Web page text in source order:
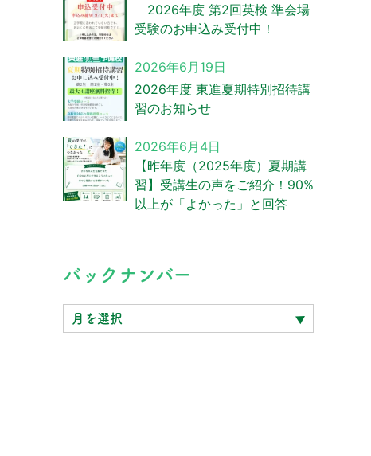
2026年度 第2回英検 準会場
受験のお申込み受付中！
2026年度 東進夏期特別招待講
習のお知らせ
2026年6月19日
【昨年度（2025年度）夏期講
習】受講生の声をご紹介！90%
以上が「よかった」と回答
2026年6月4日
バックナンバー
ク